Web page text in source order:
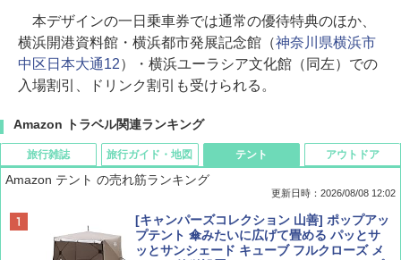
本デザインの一日乗車券では通常の優待特典のほか、
横浜開港資料館・横浜都市発展記念館（神奈川県横浜市
中区日本大通12）・横浜ユーラシア文化館（同左）での
入場割引、ドリンク割引も受けられる。
Amazon トラベル関連ランキング
旅行雑誌
BE-PAL(ビ-パル) 2026年 9 月号【特別付録:
SOTO ミニマル"旅"財布 ランダム2種】
旅行ガイド・地図
D40 地球の歩き方 チェンマイ タイ北部の魅
力的な町 2026～2027 地球の歩き方D アジア
テント
Amazon テント の売れ筋ランキング
更新日時：2026/08/08 12:02
[キャンパーズコレクション 山善] ポップアッ
プテント 傘みたいに広げて畳める パッとサ
ッとサンシェード キューブ フルクローズ メ
アウトドア